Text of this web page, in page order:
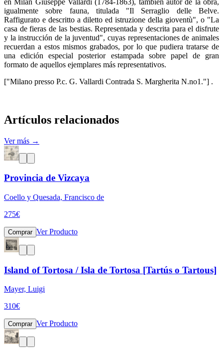
igualmente sobre fauna, titulada "Il Serraglio delle Belve.
Raffigurato e descritto a diletto ed istruzione della gioventù", o "La
casa de fieras de las bestias. Representada y descrita para el disfrute
y la instrucción de la juventud", cuyas representaciones de animales
recuerdan a estos mismos grabados, por lo que pudiera tratarse de
una edición especial posterior estampada sobre papel de gran
formato de aquellos ejemplares más representativos.
["Milano presso P.c. G. Vallardi Contrada S. Margherita N.no1."] .
Artículos relacionados
Ver más →
Provincia de Vizcaya
Coello y Quesada, Francisco de
275€
Comprar Ver Producto
Island of Tortosa / Isla de Tortosa [Tartús o Tartous]
Mayer, Luigi
310€
Comprar Ver Producto